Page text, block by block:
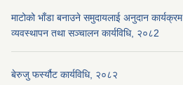
माटोको भाँडा बनाउने समुदायलाई अनुदान कार्यक्रम
व्यवस्थापन तथा सञ्चालन कार्यविधि, २०८2
बेरुजु फर्स्यौट कार्यविधि, २०८२